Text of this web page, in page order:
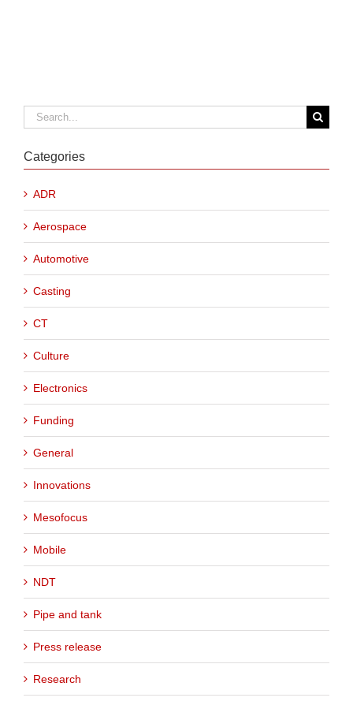
Search
for:
Categories
ADR
Aerospace
Automotive
Casting
CT
Culture
Electronics
Funding
General
Innovations
Mesofocus
Mobile
NDT
Pipe and tank
Press release
Research